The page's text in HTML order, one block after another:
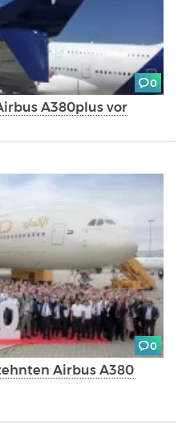
0
A380plus vor
0
Airbus A380